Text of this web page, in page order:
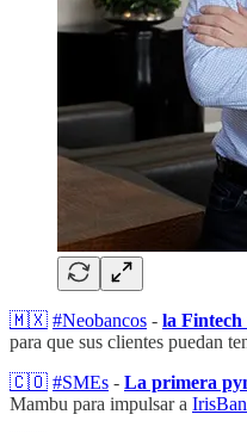
🇲🇽 #Neobancos - la Fintech
para que sus clientes puedan
🇨🇴 #SMEs - La primera
Mambu para impulsar a